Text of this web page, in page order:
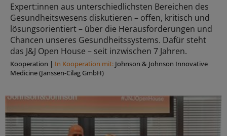
Expert:innen aus unterschiedlichsten Bereichen des
Gesundheitswesens diskutieren – offen, kritisch und
lösungsorientiert – über die Herausforderungen und
Chancen unseres Gesundheitssystems. Dafür steht
das J&J Open House – seit inzwischen 7 Jahren.
Kooperation | In Kooperation mit: Johnson & Johnson Innovative
Medicine (Janssen-Cilag GmbH)